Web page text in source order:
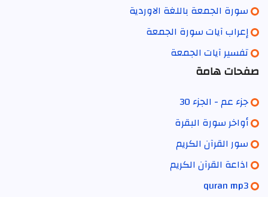
سورة الجمعة باللغة الاوردية
إعراب آيات سورة الجمعة
تفسير آيات الجمعة
صفحات هامة
جزء عم - الجزء 30
أواخر سورة البقرة
سور القرآن الكريم
اذاعة القرآن الكريم
quran mp3